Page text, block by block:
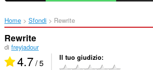
Home Sfondi Rewrite‎
Rewrite
di freyjadour
4.7/ 5 Il tuo giudizio